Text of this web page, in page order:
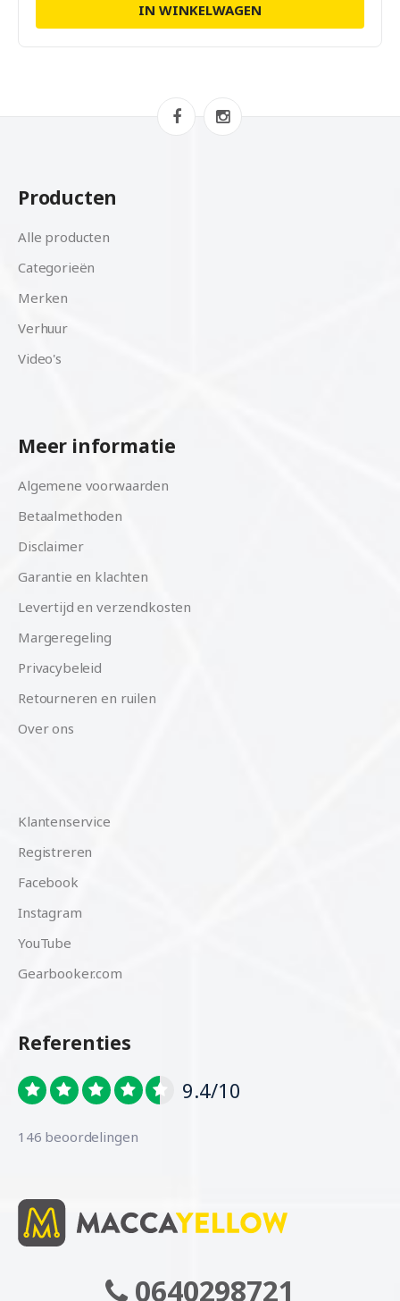
IN WINKELWAGEN
Producten
Alle producten
Categorieën
Merken
Verhuur
Video's
Meer informatie
Algemene voorwaarden
Betaalmethoden
Disclaimer
Garantie en klachten
Levertijd en verzendkosten
Margeregeling
Privacybeleid
Retourneren en ruilen
Over ons
Klantenservice
Registreren
Facebook
Instagram
YouTube
Gearbooker.com
Referenties
9.4/10
146 beoordelingen
0640298721